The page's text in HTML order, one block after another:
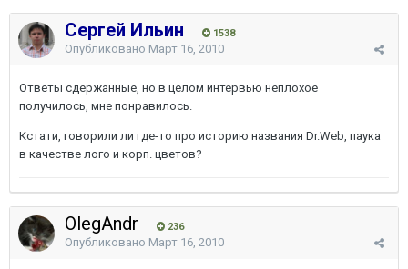
Сергей Ильин 1538
Опубликовано Март 16, 2010
Ответы сдержанные, но в целом интервью неплохое
получилось, мне понравилось.
Кстати, говорили ли где-то про историю названия Dr.Web, паука
в качестве лого и корп. цветов?
OlegAndr 236
Опубликовано Март 16, 2010